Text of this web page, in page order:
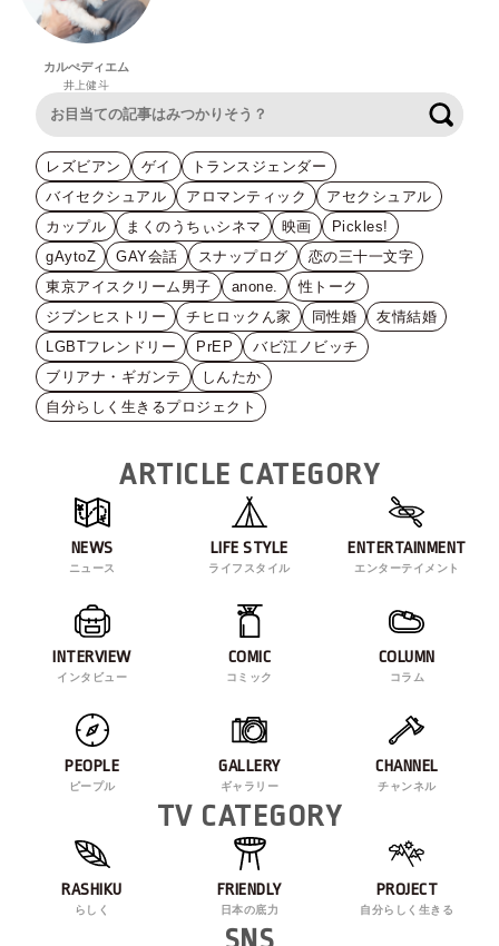
カルぺディエム
井上健斗
レズビアン ゲイ
トランスジェンダー
バイセクシュアル
アロマンティック
アセクシュアル
カップル
まくのうちぃシネマ 映画
Pickles!
gAytoZ
GAY会話 スナップログ
恋の三十一文字
東京アイスクリーム男子
anone.
性トーク
ジブンヒストリー
チヒロックん家 同性婚
友情結婚
LGBTフレンドリー
PrEP
バビ江ノビッチ
ブリアナ・ギガンテ
しんたか
自分らしく生きるプロジェクト
ARTICLE CATEGORY
NEWS
ニュース
LIFE STYLE
ライフスタイル
ENTERTAINMENT
エンターテイメント
INTERVIEW
インタビュー
COMIC
コミック
COLUMN
コラム
PEOPLE
ピープル
GALLERY
ギャラリー
CHANNEL
チャンネル
TV CATEGORY
RASHIKU
らしく
FRIENDLY
日本の底力
PROJECT
自分らしく生きる